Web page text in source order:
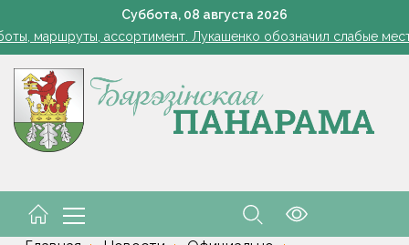
Суббота, 08 августа 2026
Лукашенко: я борюсь не за колхозы или совхозы - я борюсь
маршруты, ассортимент. Лукашенко обозначил слабые
1 стакан в ведро — тля и плодожорка бегут: Августовская
и средний бизнес приглашают к сотрудничеству с
Лукашенко: я борюсь не за колхозы или совхозы - я борюсь